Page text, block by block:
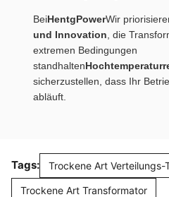
BeiHentgPowerWir
und Innovation , die
extremen Bedingungen
standhalten
sicherzustellen, dass Ihr
abläuft.
Tags: Trockene Art Verteilungs-
Trockene Art Transformator